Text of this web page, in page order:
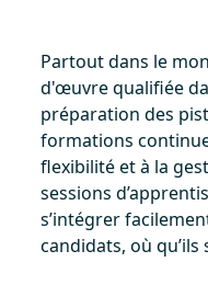
Partout dans le
d'œuvre qualifiée
préparation des
formations
flexibilité et à la
sessions
s’intégrer
candidats, où